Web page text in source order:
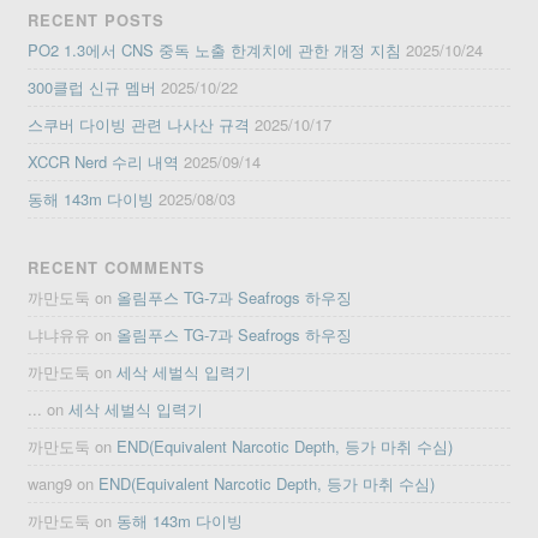
RECENT POSTS
PO2 1.3에서 CNS 중독 노출 한계치에 관한 개정 지침 2025/10/24
300클럽 신규 멤버 2025/10/22
스쿠버 다이빙 관련 나사산 규격 2025/10/17
XCCR Nerd 수리 내역 2025/09/14
동해 143m 다이빙 2025/08/03
RECENT COMMENTS
까만도둑 on 올림푸스 TG-7과 Seafrogs 하우징
냐냐유유 on 올림푸스 TG-7과 Seafrogs 하우징
까만도둑 on세삭 세벌식 입력기
... on세삭 세벌식 입력기
까만도둑 on END(Equivalent Narcotic Depth, 등가 마취 수심)
wang9 on END(Equivalent Narcotic Depth, 등가 마취 수심)
까만도둑 on 동해 143m 다이빙